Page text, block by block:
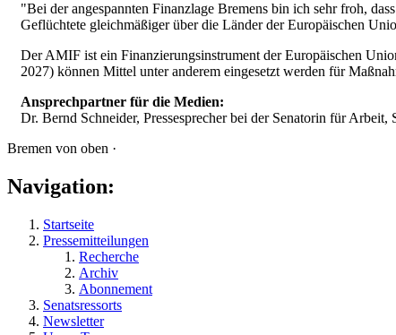
"Bei der angespannten Finanzlage Bremens bin ich sehr froh,
Geflüchtete gleichmäßiger über die Länder der Europäischen
Der AMIF ist ein Finanzierungsinstrument der Europäischen
2027) können Mittel unter anderem eingesetzt werden für
Ansprechpartner für die Medien:
Dr. Bernd Schneider, Pressesprecher bei der Senatorin für
Bremen von oben ·
Navigation:
Startseite
Pressemitteilungen
Recherche
Archiv
Abonnement
Senatsressorts
Newsletter